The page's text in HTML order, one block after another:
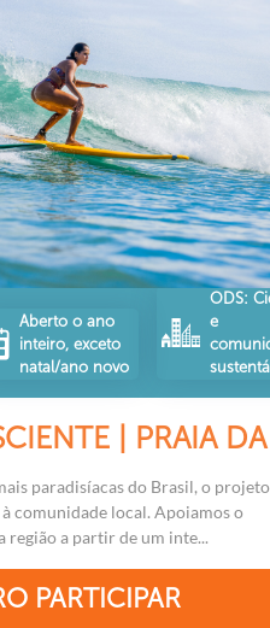
Aberto o ano
inteiro, exceto
natal/ano novo
ODS:
e
| PRAIA
paradisíacas do Brasil, o
comunidade local. Apoiamos o
região a partir de um inte...
PARTICIPAR